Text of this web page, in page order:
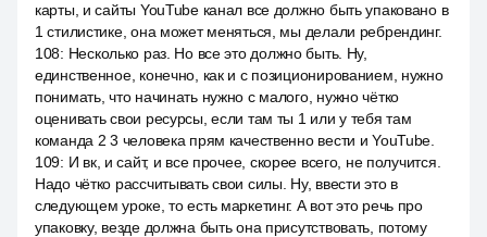
карты, и сайты YouTube канал все должно быть упаковано в
1 стилистике, она может меняться, мы делали ребрендинг.
108: Несколько раз. Но все это должно быть. Ну,
единственное, конечно, как и с позиционированием, нужно
понимать, что начинать нужно с малого, нужно чётко
оценивать свои ресурсы, если там ты 1 или у тебя там
команда 2 3 человека прям качественно вести и YouTube.
109: И вк, и сайт, и все прочее, скорее всего, не получится.
Надо чётко рассчитывать свои силы. Ну, ввести это в
следующем уроке, то есть маркетинг. А вот это речь про
упаковку, везде должна быть она присутствовать, потому